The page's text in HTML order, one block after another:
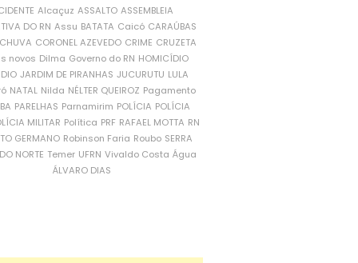
Alcaçuz ASSALTO ASSEMBLEIA
DO RN Assu BATATA Caicó CARAÚBAS
CORONEL AZEVEDO CRIME CRUZETA
novos Dilma Governo do RN HOMICÍDIO
JARDIM DE PIRANHAS JUCURUTU LULA
NATAL Nilda NÉLTER QUEIROZ Pagamento
PARELHAS Parnamirim POLÍCIA POLÍCIA
MILITAR Política PRF RAFAEL MOTTA RN
GERMANO Robinson Faria Roubo SERRA
NORTE Temer UFRN Vivaldo Costa Água
ÁLVARO DIAS